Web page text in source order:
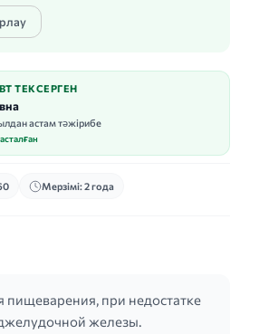
ТЕКСЕРГЕН
астам тәжірибе
Мерзімі: 2 года
при недостатке
железы.